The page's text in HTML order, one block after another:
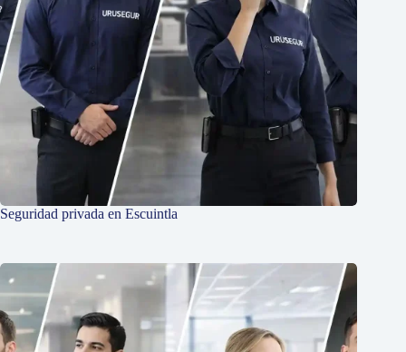
Seguridad privada en Escuintla